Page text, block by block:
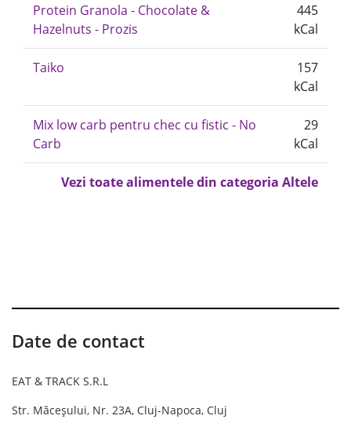
Protein Granola - Chocolate &
Hazelnuts - Prozis
445
kCal
Taiko
157
kCal
Mix low carb pentru chec cu fistic - No
Carb
29
kCal
Vezi toate alimentele din categoria Altele
Date de contact
EAT & TRACK S.R.L
Str. Măceșului, Nr. 23A, Cluj-Napoca, Cluj